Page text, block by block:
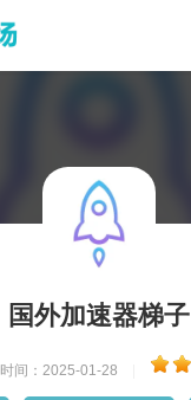
国外加速器梯子
时间：2025-01-28